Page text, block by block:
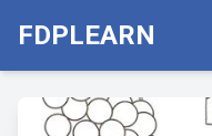
FDPLEARN